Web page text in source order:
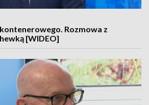
Rozmowa z
[WIDEO]